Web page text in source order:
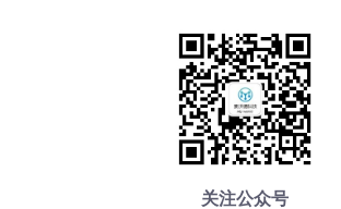
关注公众号